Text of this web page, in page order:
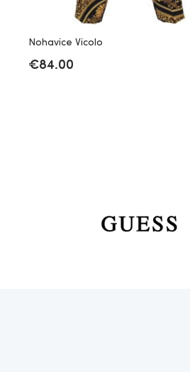
Nohavice Vicolo
€84.00